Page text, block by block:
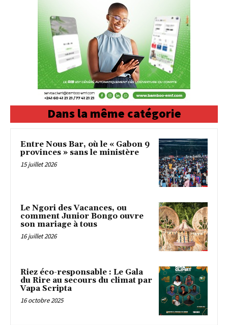
Dans la même catégorie
Entre Nous Bar, où le « Gabon 9
provinces » sans le ministère
15 juillet 2026
‎Le Ngori des Vacances, ou
comment Junior Bongo ouvre
son mariage à tous
16 juillet 2026
Riez éco-responsable : Le Gala
du Rire au secours du climat par
Vapa Scripta
16 octobre 2025